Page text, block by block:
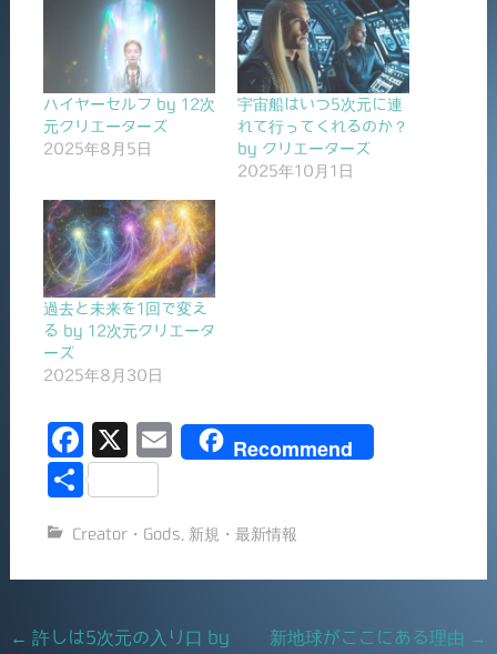
ハイヤーセルフ by 12次
元クリエーターズ
2025年8月5日
宇宙船はいつ5次元に連
れて行ってくれるのか？
by クリエーターズ
2025年10月1日
過去と未来を1回で変え
る by 12次元クリエータ
ーズ
2025年8月30日
F
a
e
b
X
E
l
Recommend
共
Creator・Gods 新規・最新情報
Post
← 許しは5次元の入り口 by 新地球がここにある理由 →